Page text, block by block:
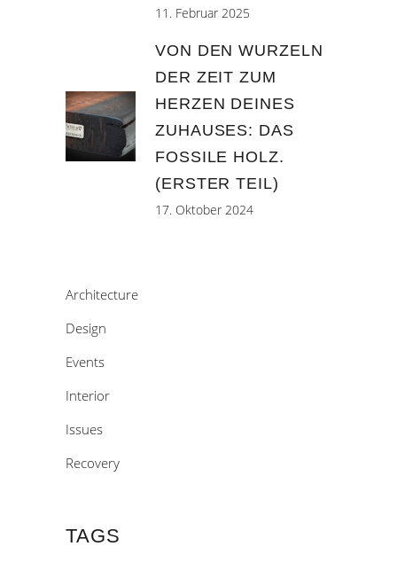
11. Februar 2025
VON DEN WURZELN
DER ZEIT ZUM
HERZEN DEINES
ZUHAUSES: DAS
FOSSILE HOLZ.
(ERSTER TEIL)
17. Oktober 2024
Architecture
Design
Events
Interior
Issues
Recovery
TAGS